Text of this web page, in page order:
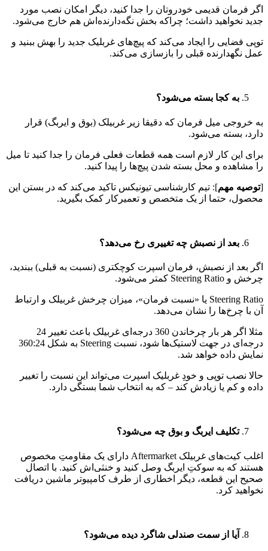
اگر فرمان قدیمی خودروتان را جدا کنید، دیگر امکان نصب مورد
جدید نخواهید داشت؛ چراکه بخش نگه‌دارنده‌اش هم خارج می‌شود.
توپی فضایی را ایجاد می‌کند که پیچ‌های غربلیک جدید را بهش ببنید و
عمل نگهدارنده قبلی را بازسازی می‌کند.
به کجا بسته می‌شود؟
به خروجی میل فرمان که دقیقا زیر غربیلک (بوق و ایربگ) قرار
دارد، بسته می‌شود.
برای این کار لازم است همه قطعات فعلی فرمان را جدا کنید تا میل
را مشاهده و محل بسته شدن پیچ‌ها را پیدا کنید.
[توصیه مهم]: تیم کارشناسی تیونیکس تاکید می‌کند که در بستن این
محصول، حتما از یک متخصص و تعمیرکار کمک بگیرید.
بعد از نصبش چه تغییری رخ می‌دهد؟
اگر بعد از نصبش، فرمان اسپرت کوچکتری (نسبت به قبلی) ببندید،
چرخش و Steering Ratio کمتر می‌شود.
Steering Ratio یا «نسبت فرمان»، میزان چرخش غربیلک و ارتباط
آن با چرخ‌ها را نشان می‌دهد.
مثلا اگر هر بار چرخاندن 360 درجه‌ای غربیلک باعث تغییر 24
درجه‌ای در جهت لاستیک‌ها شود، نسبت Steering به شکل 360:24
نمایش داده خواهد شد.
حالا نصب توپی و خودِ غربلیک اسپرت می‌تواند این نسبت را تغییر
داده و کم یا زیادش کند – که به انتخاب شما بستگی دارد.
تکلیف ایربگ و بوق چه می‌شود؟
اغلب کیت‌های غربیلک Aftermarket دارای یک مقاومتِ مخصوص
هستند که به سوکتِ ایربگ وصل کنید و خنثی‌اش کنید. با اتصال
صحیح این قطعه، دیگر اخطاری از طرف کامپیوتر ماشین دریافت
نخواهید کرد.
آیا از سمت صندلی شاگرد دیده می‌شود؟